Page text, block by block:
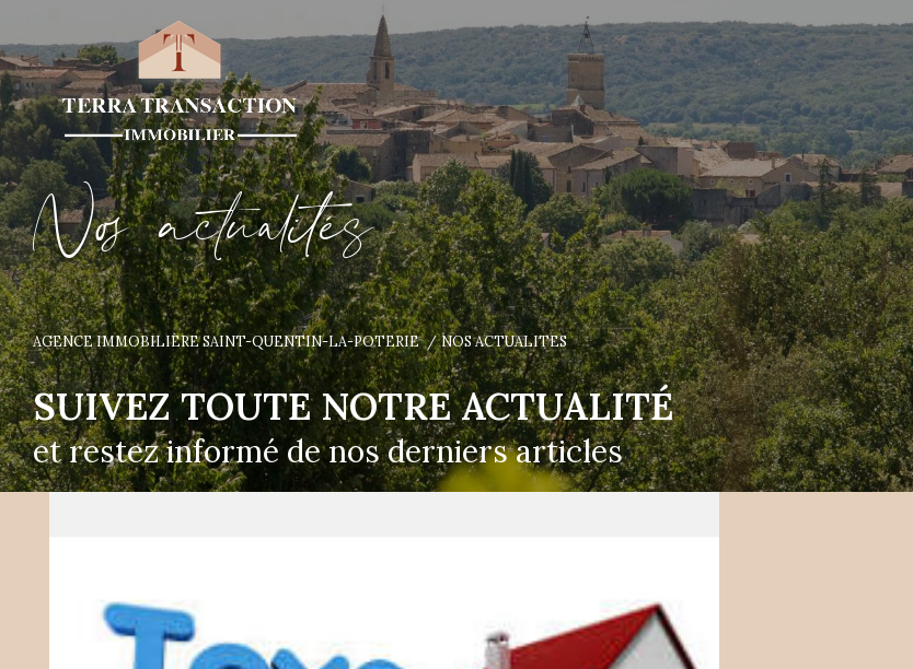
No actuaiés
AGENCE IMMOBILIÈRE SAINT-QUENTIN-LA-POTERIE NOS ACTUALITES
SUIVEZ TOUTE NOTRE ACTUALITÉ
et restez informé de nos derniers articles